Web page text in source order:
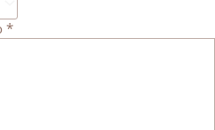
*